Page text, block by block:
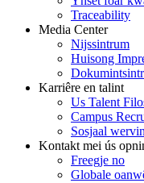
Traceability
Media Center
Nijssintrum
Huisong
Karriêre en talint
Us Talent
Campus
Sosjaal
Kontakt mei ús
Freegje no
Globale